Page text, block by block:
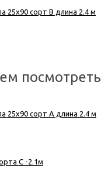
25х90 сорт В длина 2.4 м
посмотреть
25х90 сорт А длина 2.4 м
С -2.1м